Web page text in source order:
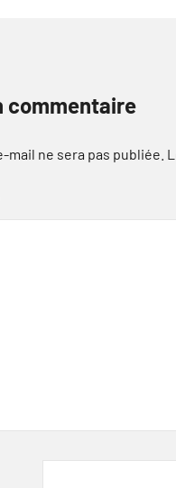
commentaire
mail ne sera pas publiée.